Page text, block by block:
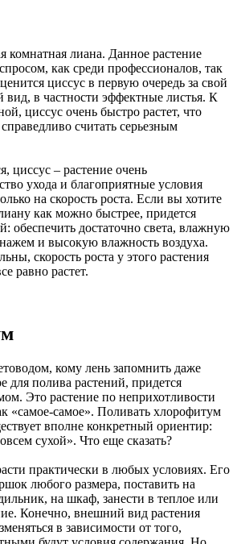
комнатная лиана. Данное растение
как среди профессионалов, так
циссус в первую очередь за свой
в частности эффектные листья. К
циссус очень быстро растет, что
считать серьезным
циссус – растение очень
ухода и благоприятные условия
на скорость роста. Если вы хотите
как можно быстрее, придется
обеспечить достаточно света, влажную
и высокую влажность воздуха.
скорость роста у этого растения
равно растет.
кому лень запомнить даже
для полива растений, придется
Это растение по неприхотливости
«самое-самое». Поливать хлорофитум
вполне конкретный ориентир:
сухой». Что еще сказать?
практически в любых условиях. Его
любого размера, поставить на
на шкаф, занести в теплое или
Конечно, внешний вид растения
в зависимости от того,